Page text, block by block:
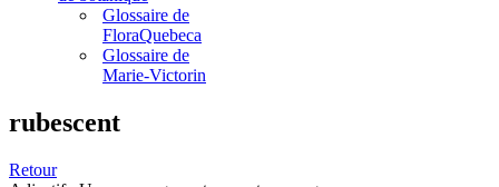
Glossaire de
FloraQuebeca
Glossaire de
Marie-Victorin
rubescent
Retour